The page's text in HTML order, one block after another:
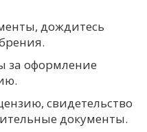
дождитесь
за оформление
свидетельство
документы.